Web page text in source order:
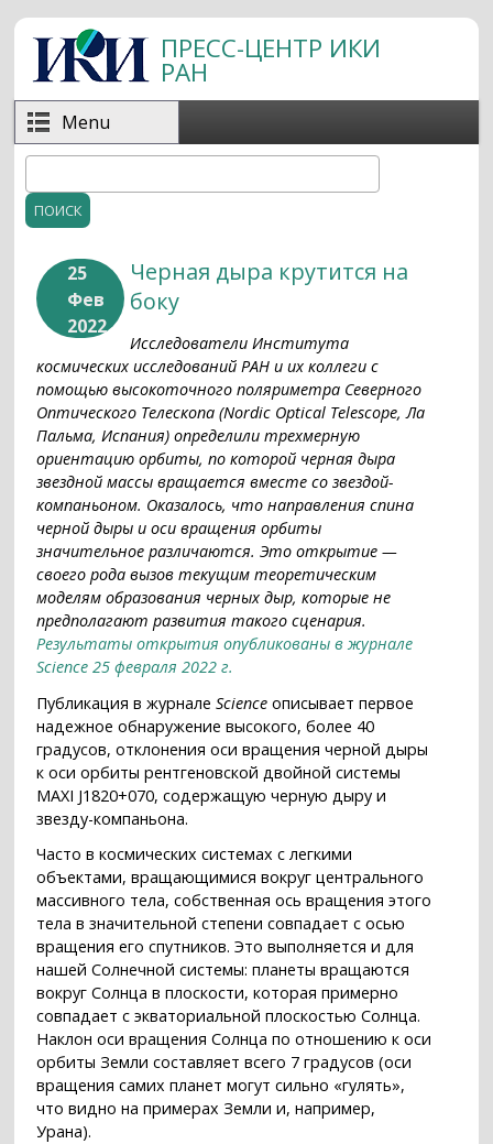
Перейти к основному содержанию
ПРЕСС-ЦЕНТР ИКИ
РАН
Menu
Форма поиска
25
Фев
2022
Черная дыра крутится на
боку
Исследователи Института
космических исследований РАН и их коллеги с
помощью высокоточного поляриметра Северного
Оптического Телескопа (Nordic Optical Telescope, Ла
Пальма, Испания) определили трехмерную
ориентацию орбиты, по которой черная дыра
звездной массы вращается вместе со звездой-
компаньоном. Оказалось, что направления спина
черной дыры и оси вращения орбиты
значительное различаются. Это открытие —
своего рода вызов текущим теоретическим
моделям образования черных дыр, которые не
предполагают развития такого сценария.
Результаты открытия опубликованы в журнале
Science 25 февраля 2022 г.
Публикация в журналеScience описывает первое
надежное обнаружение высокого, более 40
градусов, отклонения оси вращения черной дыры
к оси орбиты рентгеновской двойной системы
MAXI J1820+070, содержащую черную дыру и
звезду-компаньона.
Часто в космических системах с легкими
объектами, вращающимися вокруг центрального
массивного тела, собственная ось вращения этого
тела в значительной степени совпадает с осью
вращения его спутников. Это выполняется и для
нашей Солнечной системы: планеты вращаются
вокруг Солнца в плоскости, которая примерно
совпадает с экваториальной плоскостью Солнца.
Наклон оси вращения Солнца по отношению к оси
орбиты Земли составляет всего 7 градусов (оси
вращения самих планет могут сильно «гулять»,
что видно на примерах Земли и, например,
Урана).